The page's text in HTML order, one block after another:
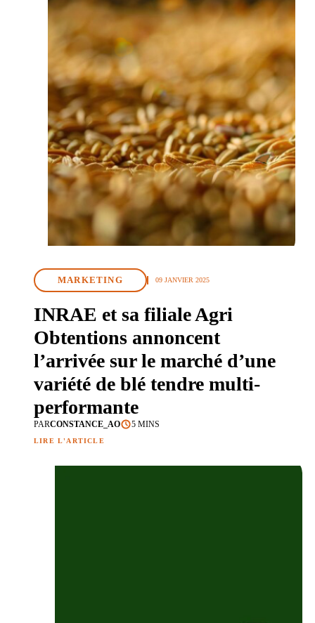
MARKETING 09 JANVIER 2025
INRAE et sa filiale Agri
Obtentions annoncent
l’arrivée sur le marché d’une
variété de blé tendre multi-
performante
PARCONSTANCE_AO 5 MINS
LIRE L'ARTICLE